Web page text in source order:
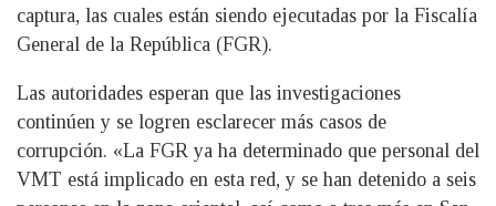
captura, las cuales están siendo ejecutadas por la Fiscalía
General de la República (FGR).
Las autoridades esperan que las investigaciones
continúen y se logren esclarecer más casos de
corrupción. «La FGR ya ha determinado que personal del
VMT está implicado en esta red, y se han detenido a seis